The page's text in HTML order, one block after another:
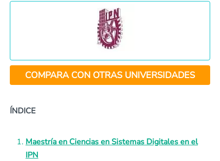
COMPARA CON OTRAS UNIVERSIDADES
ÍNDICE
Maestría en Ciencias en Sistemas Digitales en el
IPN